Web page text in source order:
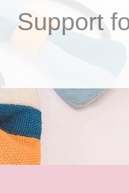
へ
ス
キ
ッ
プ
Support